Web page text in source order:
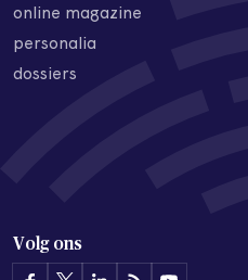
online magazine
personalia
dossiers
Volg ons